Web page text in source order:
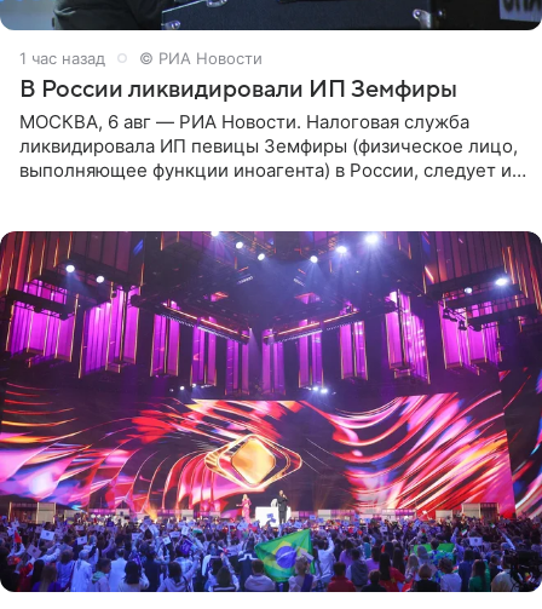
1 час назад © РИА Новости
В России ликвидировали ИП Земфиры
МОСКВА, 6 авг — РИА Новости. Налоговая служба
ликвидировала ИП певицы Земфиры (физическое лицо,
выполняющее функции иноагента) в России, следует из